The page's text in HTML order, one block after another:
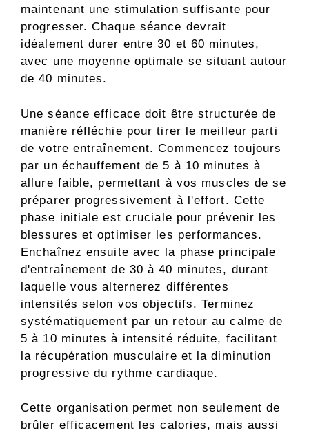
maintenant une stimulation suffisante pour
progresser. Chaque séance devrait
idéalement durer entre 30 et 60 minutes,
avec une moyenne optimale se situant autour
de 40 minutes.
Une séance efficace doit être structurée de
manière réfléchie pour tirer le meilleur parti
de votre entraînement. Commencez toujours
par un échauffement de 5 à 10 minutes à
allure faible, permettant à vos muscles de se
préparer progressivement à l'effort. Cette
phase initiale est cruciale pour prévenir les
blessures et optimiser les performances.
Enchaînez ensuite avec la phase principale
d'entraînement de 30 à 40 minutes, durant
laquelle vous alternerez différentes
intensités selon vos objectifs. Terminez
systématiquement par un retour au calme de
5 à 10 minutes à intensité réduite, facilitant
la récupération musculaire et la diminution
progressive du rythme cardiaque.
Cette organisation permet non seulement de
brûler efficacement les calories, mais aussi